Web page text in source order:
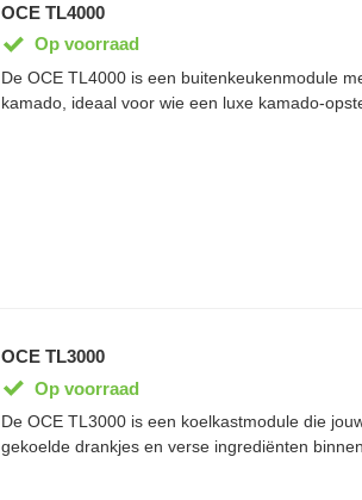
OCE TL4000
Op voorraad
De OCE TL4000 is een buitenkeukenmodule
kamado, ideaal voor wie een luxe kamado-
OCE TL3000
Op voorraad
De OCE TL3000 is een koelkastmodule die
gekoelde drankjes en verse ingrediënten